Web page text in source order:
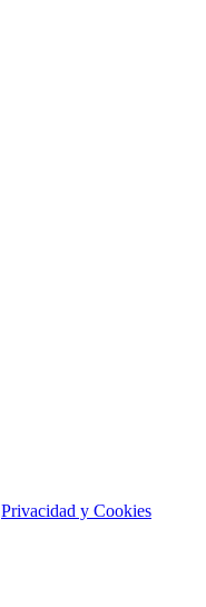
Privacidad y Cookies